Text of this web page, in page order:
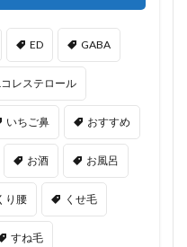
ED GABA
コレステロール
いちご鼻 おすすめ
お酒 お風呂
り腰 くせ毛
すね毛